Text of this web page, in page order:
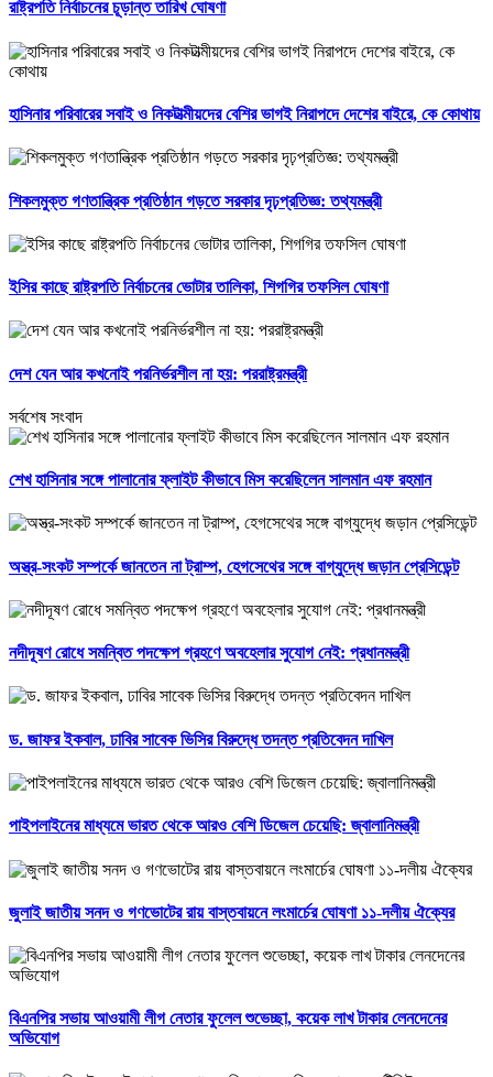
রাষ্ট্রপতি নির্বাচনের চূড়ান্ত তারিখ ঘোষণা
হাসিনার পরিবারের সবাই ও নিকটাত্মীয়দের বেশির ভাগই নিরাপদে দেশের বাইরে, কে কোথায়
শিকলমুক্ত গণতান্ত্রিক প্রতিষ্ঠান গড়তে সরকার দৃঢ়প্রতিজ্ঞ: তথ্যমন্ত্রী
ইসির কাছে রাষ্ট্রপতি নির্বাচনের ভোটার তালিকা, শিগগির তফসিল ঘোষণা
দেশ যেন আর কখনোই পরনির্ভরশীল না হয়: পররাষ্ট্রমন্ত্রী
সর্বশেষ সংবাদ
শেখ হাসিনার সঙ্গে পালানোর ফ্লাইট কীভাবে মিস করেছিলেন সালমান এফ রহমান
অস্ত্র-সংকট সম্পর্কে জানতেন না ট্রাম্প, হেগসেথের সঙ্গে বাগ্‌যুদ্ধে জড়ান প্রেসিডেন্ট
নদীদূষণ রোধে সমন্বিত পদক্ষেপ গ্রহণে অবহেলার সুযোগ নেই: প্রধানমন্ত্রী
ড. জাফর ইকবাল, ঢাবির সাবেক ভিসির বিরুদ্ধে তদন্ত প্রতিবেদন দাখিল
পাইপলাইনের মাধ্যমে ভারত থেকে আরও বেশি ডিজেল চেয়েছি: জ্বালানিমন্ত্রী
জুলাই জাতীয় সনদ ও গণভোটের রায় বাস্তবায়নে লংমার্চের ঘোষণা ১১-দলীয় ঐক্যের
বিএনপির সভায় আওয়ামী লীগ নেতার ফুলেল শুভেচ্ছা, কয়েক লাখ টাকার লেনদেনের
অভিযোগ